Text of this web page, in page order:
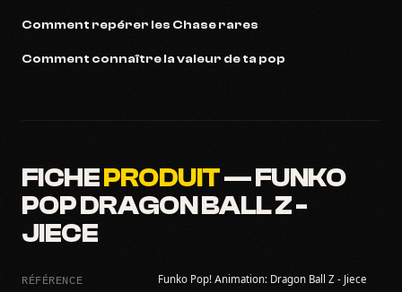
Comment repérer les Chase rares
Comment connaître la valeur de ta pop
FICHEPRODUIT— FUNKO
POP DRAGON BALL Z -
JIECE
RÉFÉRENCE Funko Pop! Animation: Dragon Ball Z - Jiece